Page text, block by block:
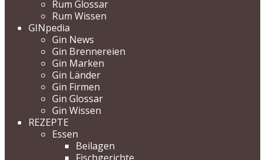
Rum Glossar
Rum Wissen
GINpedia
Gin News
Gin Brennereien
Gin Marken
Gin Länder
Gin Firmen
Gin Glossar
Gin Wissen
REZEPTE
Essen
Beilagen